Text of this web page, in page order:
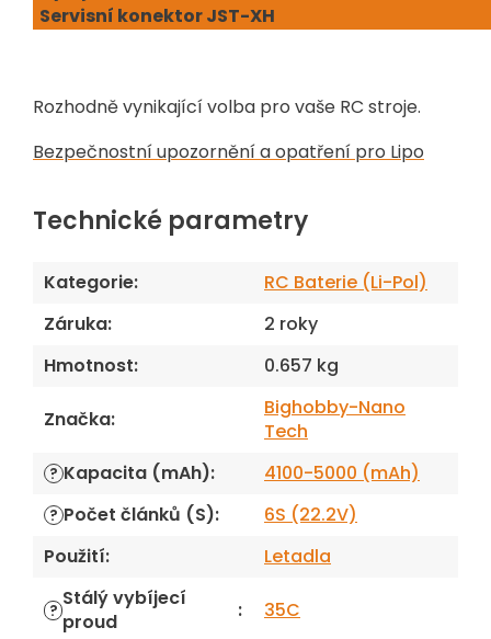
Servisní konektor JST-XH
Rozhodně vynikající volba pro vaše RC stroje.
Bezpečnostní upozornění a opatření pro Lipo
Technické parametry
Kategorie:
RC Baterie (Li-Pol)
Záruka:
2 roky
Hmotnost: 0.657 kg
Značka:
Bighobby-Nano
Tech
? Kapacita (mAh): 4100-5000 (mAh)
? Počet článků (S):
6S (22.2V)
Použití: Letadla
? Stálý vybíjecí
proud
: 35C